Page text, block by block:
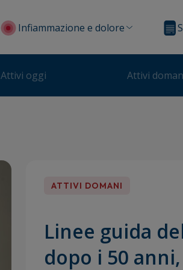
Infiammazione e dolore
Attivi oggi Attivi
ATTIVI DOMANI
Linee guida
dopo i 50